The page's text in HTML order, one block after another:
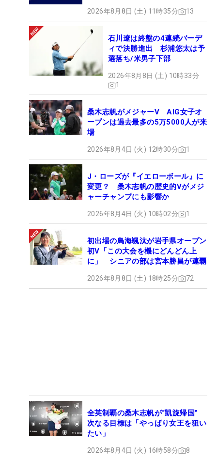
2026年8月8日 (土) 11時35分 13
石川遼は終盤の4連続バーデ
ィで決勝進出 杉浦悠太は予
選落ち/米男子下部
2026年8月8日 (土) 10時33分
1
桑木志帆がメジャーV AIG女子オ
ープンは過去最多の5万5000人が来
場
2026年8月4日 (火) 12時30分 1
J・ローズが『イエローボール』に
変更？ 桑木志帆の歴史的Vがメジ
ャーチャンプにも影響か
2026年8月4日 (火) 10時02分 1
初出場の鳥海颯汰が岩手県オープン
初V「この大会を機にどんどん上
に」 シニアの部は宮本勝昌が連覇
2026年8月8日 (土) 18時25分 72
全英制覇の桑木志帆が“凱旋帰国”
次なる目標は「やっぱり女王を狙い
たい」
2026年8月4日 (火) 16時58分 8